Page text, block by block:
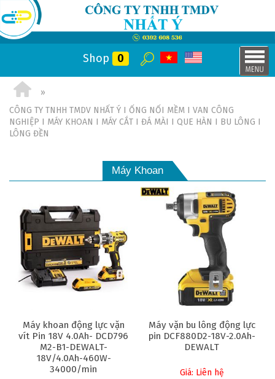
Shop 0
CÔNG TY TNHH TMDV NHẤT Ý I ỐNG NỐI MỀM I VAN CÔNG
NGHIỆP I MÁY KHOAN I MÁY CẮT I ĐÁ MÀI I QUE HÀN I BU LÔNG I
LÔNG ĐỀN
Máy Khoan
Máy khoan động lực vặn
vít Pin 18V 4.0Ah- DCD796
M2-B1-DEWALT-
18V/4.0Ah-460W-
34000/min
Máy vặn bu lông động lực
pin DCF880D2-18V-2.0Ah-
DEWALT
Giá: Liên hệ